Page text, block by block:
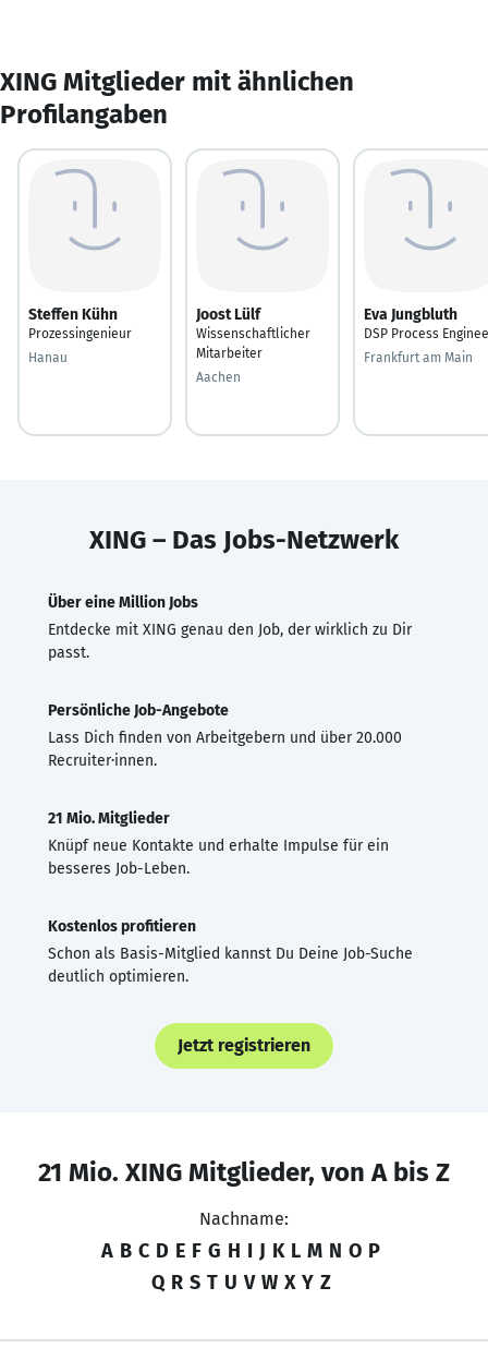
XING Mitglieder mit ähnlichen
Profilangaben
Steffen Kühn
Prozessingenieur
Hanau
Joost Lülf
Wissenschaftlicher
Mitarbeiter
Aachen
Eva Jungbluth
DSP Process
Frankfurt am Main
XING – Das Jobs-Netzwerk
Über eine Million Jobs
Entdecke mit XING genau den Job, der wirklich zu Dir
passt.
Persönliche Job-Angebote
Lass Dich finden von Arbeitgebern und über 20.000
Recruiter·innen.
21 Mio. Mitglieder
Knüpf neue Kontakte und erhalte Impulse für ein
besseres Job-Leben.
Kostenlos profitieren
Schon als Basis-Mitglied kannst Du Deine Job-Suche
deutlich optimieren.
Jetzt registrieren
21 Mio. XING Mitglieder, von A bis Z
Nachname:
A B C D E F G H I J K L M N O P
Q R S T U V W X Y Z